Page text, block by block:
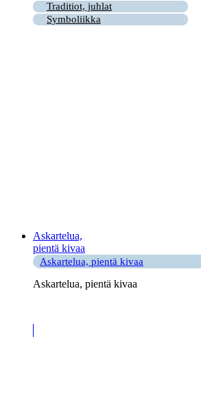
Traditiot, juhlat
Symboliikka
Askartelua,
pientä kivaa
Askartelua, pientä kivaa
Askartelua, pientä kivaa